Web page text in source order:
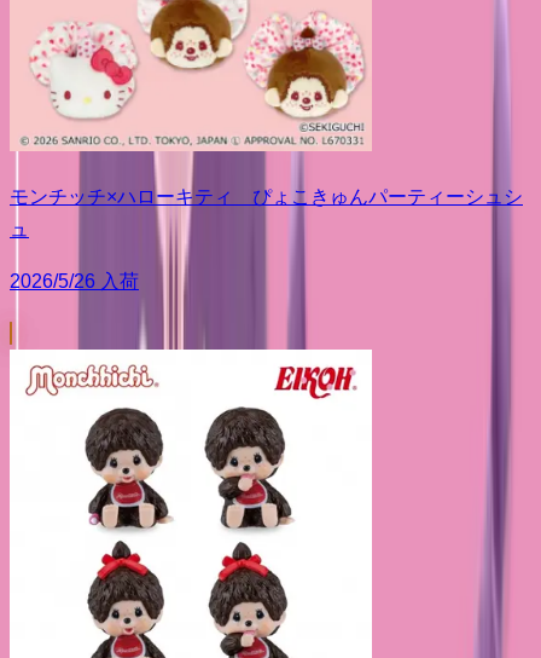
モンチッチ×ハローキティ ぴょこきゅんパーティーシュシ
ュ
2026/5/26 入荷